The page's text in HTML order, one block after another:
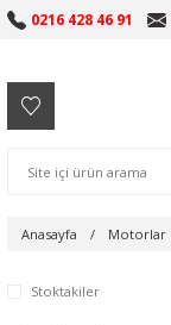
0216 428 46 91
Anasayfa Motorlar
Stoktakiler